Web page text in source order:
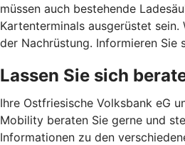
müssen auch bestehende
Kartenterminals ausgerüstet
der Nachrüstung. Informieren Sie
Lassen Sie sich
Ihre Ostfriesische Volksbank eG
Mobility beraten Sie gerne und
Informationen zu den